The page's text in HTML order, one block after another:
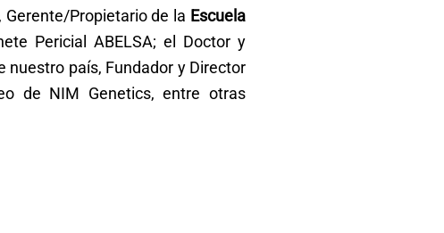
Gerente/Propietario de la Escuela
Pericial ABELSA; el Doctor y
nuestro país, Fundador y Director
de NIM Genetics, entre otras